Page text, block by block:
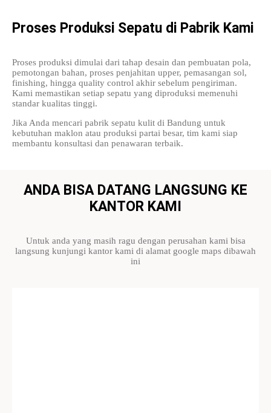
Proses Produksi Sepatu di Pabrik Kami
Proses produksi dimulai dari tahap desain dan pembuatan pola,
pemotongan bahan, proses penjahitan upper, pemasangan sol,
finishing, hingga quality control akhir sebelum pengiriman.
Kami memastikan setiap sepatu yang diproduksi memenuhi
standar kualitas tinggi.
Jika Anda mencari pabrik sepatu kulit di Bandung untuk
kebutuhan maklon atau produksi partai besar, tim kami siap
membantu konsultasi dan penawaran terbaik.
ANDA BISA DATANG LANGSUNG KE
KANTOR KAMI
Untuk anda yang masih ragu dengan perusahan kami bisa
langsung kunjungi kantor kami di alamat google maps dibawah
ini